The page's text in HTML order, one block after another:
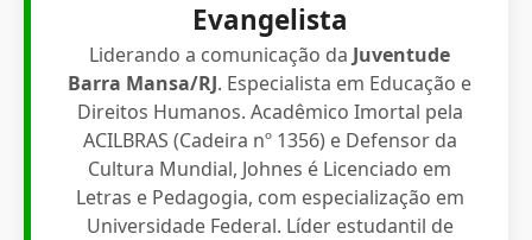
Evangelista
Liderando a comunicação da Juventude
Barra Mansa/RJ. Especialista em Educação e
Direitos Humanos. Acadêmico Imortal pela
ACILBRAS (Cadeira nº 1356) e Defensor da
Cultura Mundial, Johnes é Licenciado em
Letras e Pedagogia, com especialização em
Universidade Federal. Líder estudantil de